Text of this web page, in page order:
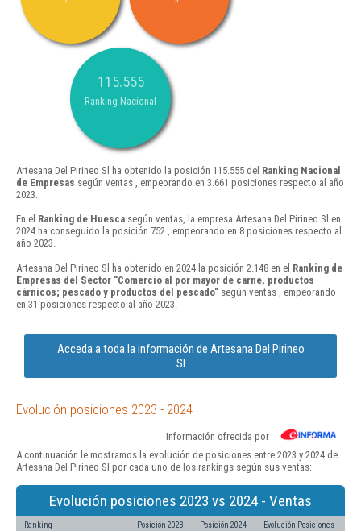
115.555
Ranking Nacional
Artesana Del Pirineo Sl ha obtenido la posición 115.555 del Ranking Nacional
de Empresas según ventas , empeorando en 3.661 posiciones respecto al año
2023.
En el Ranking de Huesca según ventas, la empresa Artesana Del Pirineo Sl en
2024 ha conseguido la posición 752 , empeorando en 8 posiciones respecto al
año 2023.
Artesana Del Pirineo Sl ha obtenido en 2024 la posición 2.148 en el Ranking de
Empresas del Sector "Comercio al por mayor de carne, productos
cárnicos; pescado y productos del pescado" según ventas , empeorando
en 31 posiciones respecto al año 2023.
Acceda a toda la información de Artesana Del Pirineo
Sl
Evolución posiciones 2023 - 2024
Información ofrecida por
A continuación le mostramos la evolución de posiciones entre 2023 y 2024 de
Artesana Del Pirineo Sl por cada uno de los rankings según sus ventas:
Evolución posiciones 2023 vs 2024 - Ventas
Ranking Posición 2023 Posición 2024 Evolución Posiciones